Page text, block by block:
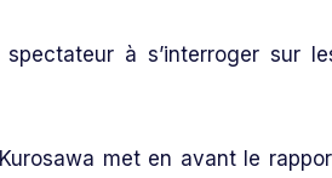
à s’interroger sur
met en avant le